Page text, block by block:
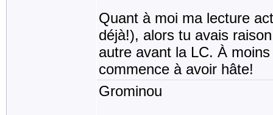
Quant à moi ma lecture
déjà!), alors tu avais
autre avant la LC. À
commence à avoir hâte!
Grominou